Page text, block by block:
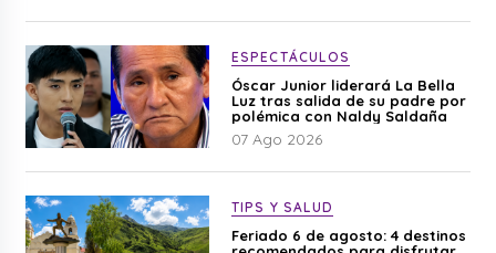
ESPECTÁCULOS
Óscar Junior liderará La Bella
Luz tras salida de su padre por
polémica con Naldy Saldaña
07 Ago 2026
TIPS Y SALUD
Feriado 6 de agosto: 4 destinos